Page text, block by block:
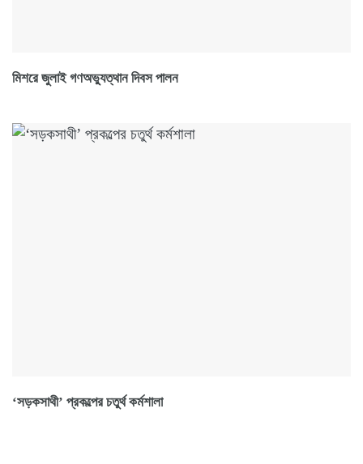
মিশরে জুলাই গণঅভ্যুত্থান দিবস পালন
‘সড়কসাথী’ প্রকল্পের চতুর্থ কর্মশালা